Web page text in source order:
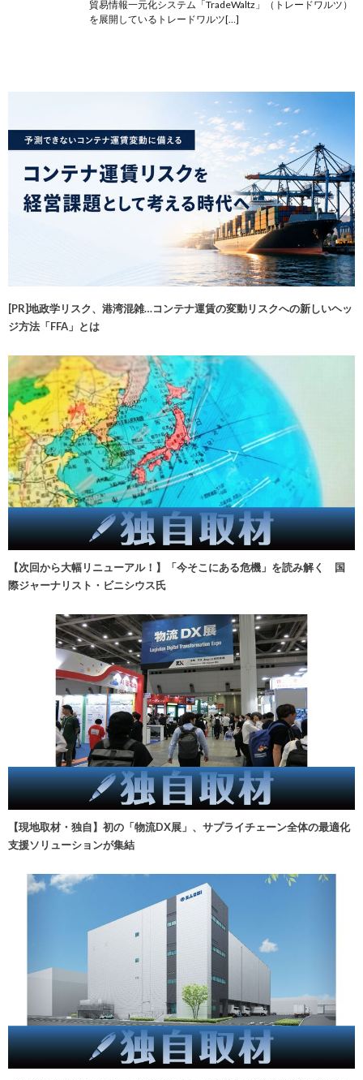
貿易情報一元化システム「TradeWaltz」（トレードワルツ）
を展開しているトレードワルツ[…]
[PR]地政学リスク、港湾混雑…コンテナ運賃の変動リスクへの新しいヘッ
ジ方法「FFA」とは
【次回から大幅リニューアル！】「今そこにある危機」を読み解く 国
際ジャーナリスト・ビニシウス氏
【現地取材・独自】初の「物流DX展」、サプライチェーン全体の最適化
支援ソリューションが集結